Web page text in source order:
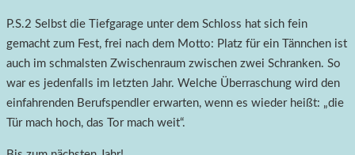
P.S.2 Selbst die Tiefgarage unter dem Schloss hat sich fein
gemacht zum Fest, frei nach dem Motto: Platz für ein Tännchen ist
auch im schmalsten Zwischenraum zwischen zwei Schranken. So
war es jedenfalls im letzten Jahr. Welche Überraschung wird den
einfahrenden Berufspendler erwarten, wenn es wieder heißt: „die
Tür mach hoch, das Tor mach weit“.